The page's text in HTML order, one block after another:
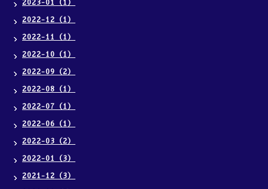
2023-01（1）
2022-12（1）
2022-11（1）
2022-10（1）
2022-09（2）
2022-08（1）
2022-07（1）
2022-06（1）
2022-03（2）
2022-01（3）
2021-12（3）